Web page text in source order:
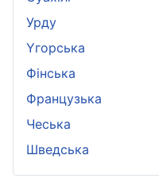
Урду
Yгорська
Фінська
Французька
Чеська
Шведська